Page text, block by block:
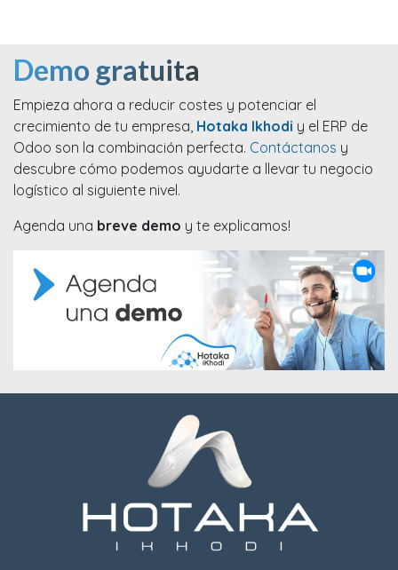
Demo gratuita
Empieza ahora a reducir costes y potenciar el
crecimiento de tu empresa, Hotaka Ikhodi y el ERP de
Odoo son la combinación perfecta. Contáctanos y
descubre cómo podemos ayudarte a llevar tu negocio
logístico al siguiente nivel.
Agenda una breve demo y te explicamos!